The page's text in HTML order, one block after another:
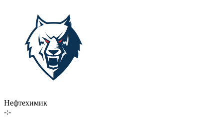
Нефтехимик
-:-